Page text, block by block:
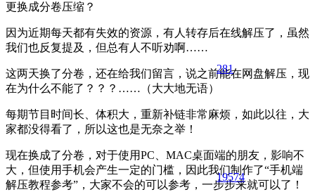
更换成分卷压缩？
因为近期每天都有失效的资源，有人转存后在线解压了，虽然
我们也反复提及，但总有人不听劝啊……
这两天换了分卷，还在给我们留言，说之前能在网盘解压，现
在为什么不能了？？？……（大大地无语）
每期节目时间长、体积大，重新补链非常麻烦，如此以往，大
家都没得看了，所以这也是无奈之举！
现在换成了分卷，对于使用PC、MAC桌面端的朋友，影响不
大，但使用手机会产生一定的门槛，因此我们制作了“手机端
解压教程参考”，大家不会的可以参考，一步步来就可以了！
281
19574